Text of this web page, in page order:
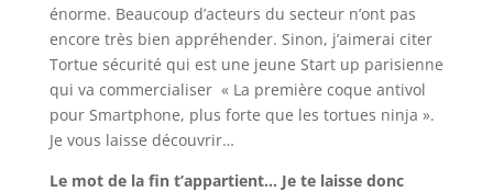
énorme. Beaucoup d’acteurs du secteur n’ont pas
encore très bien appréhender. Sinon, j’aimerai citer
Tortue sécurité qui est une jeune Start up parisienne
qui va commercialiser « La première coque antivol
pour Smartphone, plus forte que les tortues ninja ».
Je vous laisse découvrir…
Le mot de la fin t’appartient… Je te laisse donc